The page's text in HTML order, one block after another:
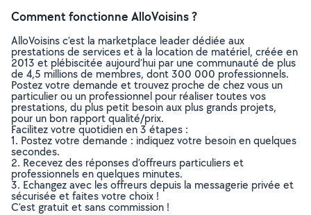
Comment fonctionne AlloVoisins ?
AlloVoisins c’est la marketplace leader dédiée aux
prestations de services et à la location de matériel, créée en
2013 et plébiscitée aujourd’hui par une communauté de plus
de 4,5 millions de membres, dont 300 000 professionnels.
Postez votre demande et trouvez proche de chez vous un
particulier ou un professionnel pour réaliser toutes vos
prestations, du plus petit besoin aux plus grands projets,
pour un bon rapport qualité/prix.
Facilitez votre quotidien en 3 étapes :
1. Postez votre demande : indiquez votre besoin en quelques
secondes.
2. Recevez des réponses d’offreurs particuliers et
professionnels en quelques minutes.
3. Echangez avec les offreurs depuis la messagerie privée et
sécurisée et faites votre choix !
C’est gratuit et sans commission !